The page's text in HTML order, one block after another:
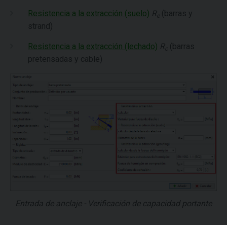
Resistencia a la extracción (suelo) Re (barras y
strand)
Resistencia a la extracción (lechado) R (barras
pretensadas y cable)
Entrada de anclaje - Verificación de capacidad portante